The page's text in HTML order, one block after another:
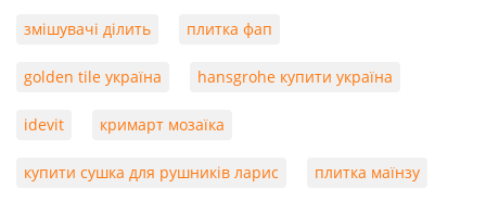
змішувачі ділить плитка фап
golden tile україна hansgrohe купити україна
idevit кримарт мозаїка
купити сушка для рушників ларис плитка маїнзу